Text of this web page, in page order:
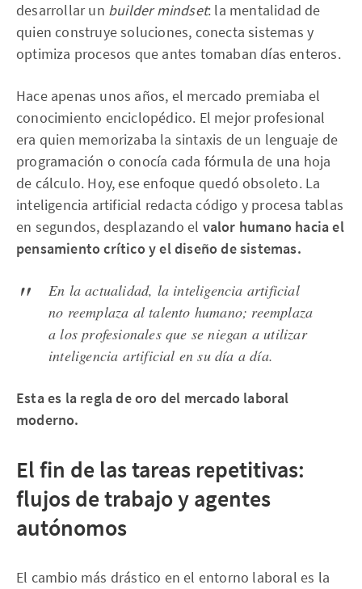
desarrollar un builder mindset: la mentalidad de
quien construye soluciones, conecta sistemas y
optimiza procesos que antes tomaban días enteros.
Hace apenas unos años, el mercado premiaba el
conocimiento enciclopédico. El mejor profesional
era quien memorizaba la sintaxis de un lenguaje de
programación o conocía cada fórmula de una hoja
de cálculo. Hoy, ese enfoque quedó obsoleto. La
inteligencia artificial redacta código y procesa tablas
en segundos, desplazando el valor humano hacia el
pensamiento crítico y el diseño de sistemas.
En la actualidad, la inteligencia artificial
no reemplaza al talento humano; reemplaza
a los profesionales que se niegan a utilizar
inteligencia artificial en su día a día.
Esta es la regla de oro del mercado laboral
moderno.
El fin de las tareas repetitivas:
flujos de trabajo y agentes
autónomos
El cambio más drástico en el entorno laboral es la